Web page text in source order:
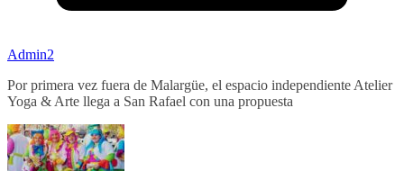
Admin2
Por primera vez fuera de Malargüe, el espacio independiente Atelier
Yoga & Arte llega a San Rafael con una propuesta